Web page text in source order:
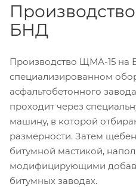
БНД
Производство ЩМА-15 на
специализированном
асфальтобетонного
проходит через
машину, в которой
размерности. Затем
битумной мастикой,
модифицирующими
битумных заводах.